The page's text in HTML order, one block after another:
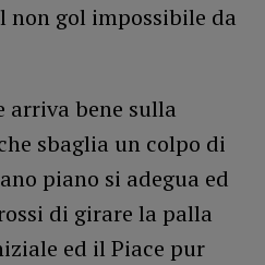
non gol impossibile da
arriva bene sulla
sbaglia un colpo di
piano si adegua ed
di girare la palla
ed il Piace pur